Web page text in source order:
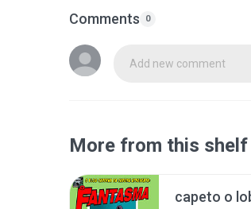
Comments 0
Add new comment
More from this shelf
capeto o